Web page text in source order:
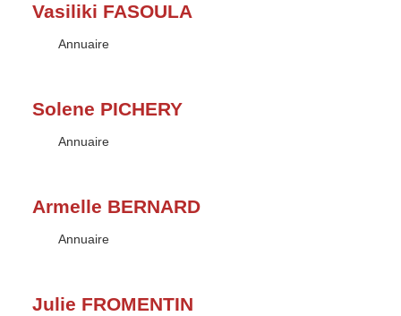
Vasiliki FASOULA
Type :
Annuaire
Solene PICHERY
Type :
Annuaire
Armelle BERNARD
Type :
Annuaire
Julie FROMENTIN